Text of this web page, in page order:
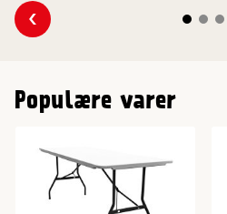
Se forrige
Populære varer